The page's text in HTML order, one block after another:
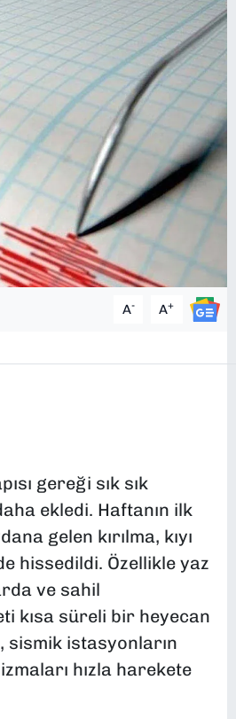
A- A+
gereği sık sık
ekledi. Haftanın ilk
gelen kırılma, kıyı
hissedildi. Özellikle yaz
ve sahil
kısa süreli bir heyecan
sismik istasyonların
hızla harekete